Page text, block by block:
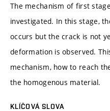
The mechanism of first
investigated. In this stage,
occurs but the crack is not
deformation is observed.
mechanism, how to reach
the homogenous material.
KLÍČOVÁ SLOVA